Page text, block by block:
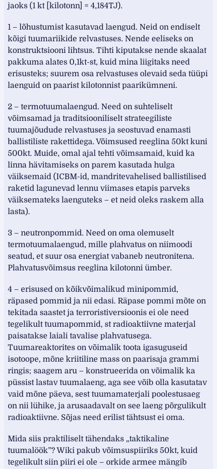
jaoks (1 kt [kilotonn] = 4,184TJ).
1 – lõhustumist kasutavad laengud. Neid on endiselt
kõigi tuumariikide relvastuses. Nende eeliseks on
konstruktsiooni lihtsus. Tihti kiputakse nende skaalat
pakkuma alates 0,1kt-st, kuid mina liigitaks need
erisusteks; suurem osa relvastuses olevaid seda tüüpi
laenguid on paarist kilotonnist paarikümneni.
2 – termotuumalaengud. Need on suhteliselt
võimsamad ja traditsiooniliselt strateegiliste
tuumajõudude relvastuses ja seostuvad enamasti
ballistiliste rakettidega. Võimsused reeglina 50kt kuni
500kt. Muide, omal ajal tehti võimsamaid, kuid ka
linna hävitamiseks on parem kasutada hulga
väiksemaid (ICBM-id, mandritevahelised ballistilised
raketid lagunevad lennu viimases etapis parveks
väiksemateks laenguteks – et neid oleks raskem alla
lasta).
3 – neutronpommid. Need on oma olemuselt
termotuumalaengud, mille plahvatus on niimoodi
seatud, et suur osa energiat vabaneb neutronitena.
Plahvatusvõimsus reeglina kilotonni ümber.
4 – erisused on kõikvõimalikud minipommid,
räpased pommid ja nii edasi. Räpase pommi mõte on
tekitada saastet ja terroristiversioonis ei ole need
tegelikult tuumapommid, st radioaktiivne materjal
paisatakse laiali tavalise plahvatusega.
Tuumareaktorites on võimalik toota igasuguseid
isotoope, mõne kriitiline mass on paarisaja grammi
ringis; saagem aru – konstrueerida on võimalik ka
püssist lastav tuumalaeng, aga see võib olla kasutatav
vaid mõne päeva, sest tuumamaterjali poolestusaeg
on nii lühike, ja arusaadavalt on see laeng põrgulikult
radioaktiivne. Sõjas need erilist tähtsust ei oma.
Mida siis praktiliselt tähendaks „taktikaline
tuumalöök”? Wiki pakub võimsuspiiriks 50kt, kuid
tegelikult siin piiri ei ole – orkide armee mängib